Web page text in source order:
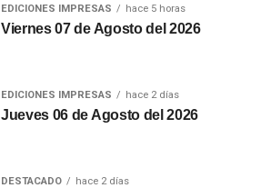
EDICIONES IMPRESAS hace 5 horas
Viernes 07 de Agosto del 2026
EDICIONES IMPRESAS hace 2 días
Jueves 06 de Agosto del 2026
DESTACADO hace 2 días